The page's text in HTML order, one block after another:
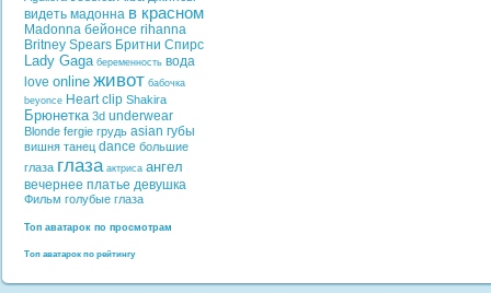
видеть мадонна в красном
Madonna бейонсе rihanna
Britney Spears Бритни Спирс
Lady Gaga беременность вода
love online живот бабочка
beyonce Heart clip Shakira
Брюнетка 3d underwear
Blonde fergie грудь asian губы
вишня танец dance большие
глаза глаза актриса ангел
вечернее платье девушка
Фильм голубые глаза
Топ аватарок по просмотрам
Топ аватарок по рейтингу